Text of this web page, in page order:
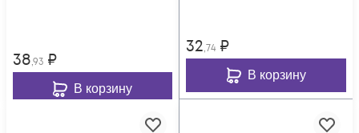
38,93 ₽
В корзину
32,74 ₽
В корзину